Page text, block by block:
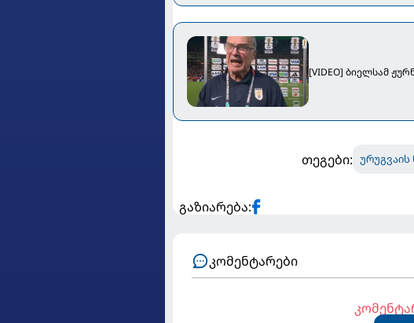
[VIDEO] ბიელსამ
თეგები: ურუგვაის
გაზიარება:
კომენტარები